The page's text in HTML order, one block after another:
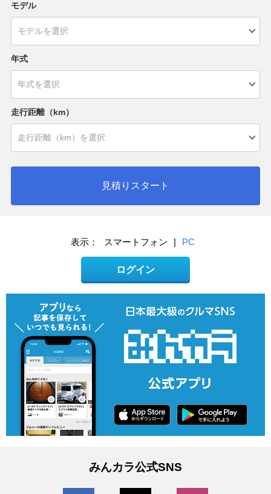
モデル
年式
走行距離（km）
見積りスタート
表示： スマートフォン | PC
ログイン
みんカラ公式SNS